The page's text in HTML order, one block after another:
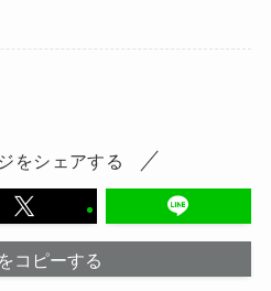
をシェアする
コピーする